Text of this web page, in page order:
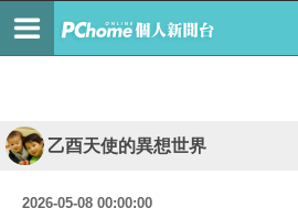
乙酉天使的異想世界
2026-05-08 00:00:00